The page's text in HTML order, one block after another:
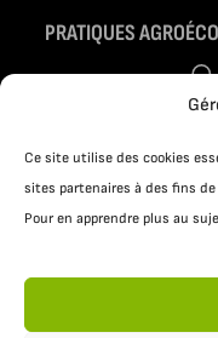
Ce site utilise des cookies
sites partenaires à des fins
Pour en apprendre plus au
PRATIQUES